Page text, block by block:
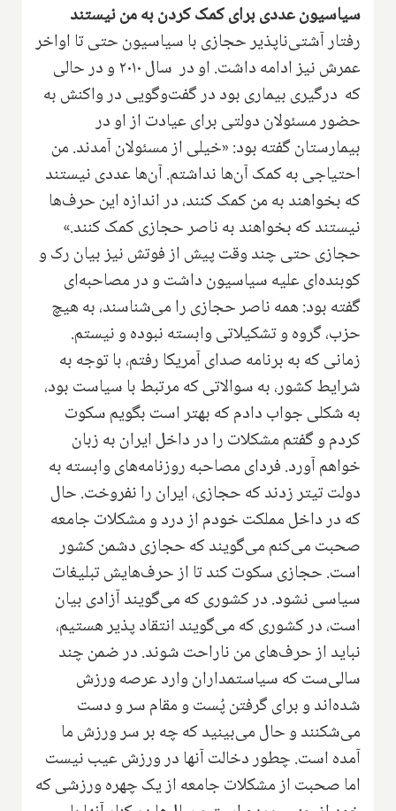
سیاسیون عددی برای کمک کردن به من نیستند
رفتار آشتی‌ناپذیر حجازی با سیاسیون حتی تا اواخر
عمرش نیز ادامه داشت. او در سال ۲۰۱۰ و در حالی
که درگیری بیماری بود در گفت‌و‌گویی در واکنش به
حضور مسئولان دولتی برای عیادت از او در
بیمارستان گفته بود: «خیلی از مسئولان آمدند. من
احتیاجی به کمک آن‌ها نداشتم. آن‌ها عددی نیستند
که بخواهند به من کمک کنند، در اندازه این حرف‌ها
نیستند که بخواهند به ناصر حجازی کمک کنند.
»
حجازی حتی چند وقت پیش از فوتش نیز بیان رک و
کوبنده‌ای علیه سیاسیون داشت و در مصاحبه‌ای
گفته بود: همه ناصر حجازی را می‌شناسند، به هیچ
حزب، گروه و تشکیلاتی وابسته نبوده و نیستم.
زمانی که به برنامه صدای آمریکا رفتم، با توجه به
شرایط کشور، به سوالاتی که مرتبط با سیاست بود،
به شکلی جواب دادم که بهتر است بگویم سکوت
کردم و گفتم مشکلات را در داخل ایران به زبان
خواهم آورد. فردای مصاحبه روزنامه‌های وابسته به
دولت تیتر زدند که حجازی، ایران را نفروخت. حال
که در داخل مملکت خودم از درد و مشکلات جامعه
صحبت می‌کنم می‌گویند که حجازی دشمن کشور
است. حجازی سکوت کند تا از حرف‌هایش تبلیغات
سیاسی نشود. در کشوری که می‌گویند آزادی بیان
است، در کشوری که می‌گویند انتقاد پذیر هستیم،
نباید از حرف‌های من ناراحت شوند. در ضمن چند
سالی‌ست که سیاستمداران وارد عرصه ورزش
شده‌اند و برای گرفتن پُست و مقام سر و دست
می‌شکنند و حال می‌بینید که چه بر سر ورزش ما
آمده است. چطور دخالت آنها در ورزش عیب نیست
اما صحبت از مشکلات جامعه از یک چهره ورزشی که